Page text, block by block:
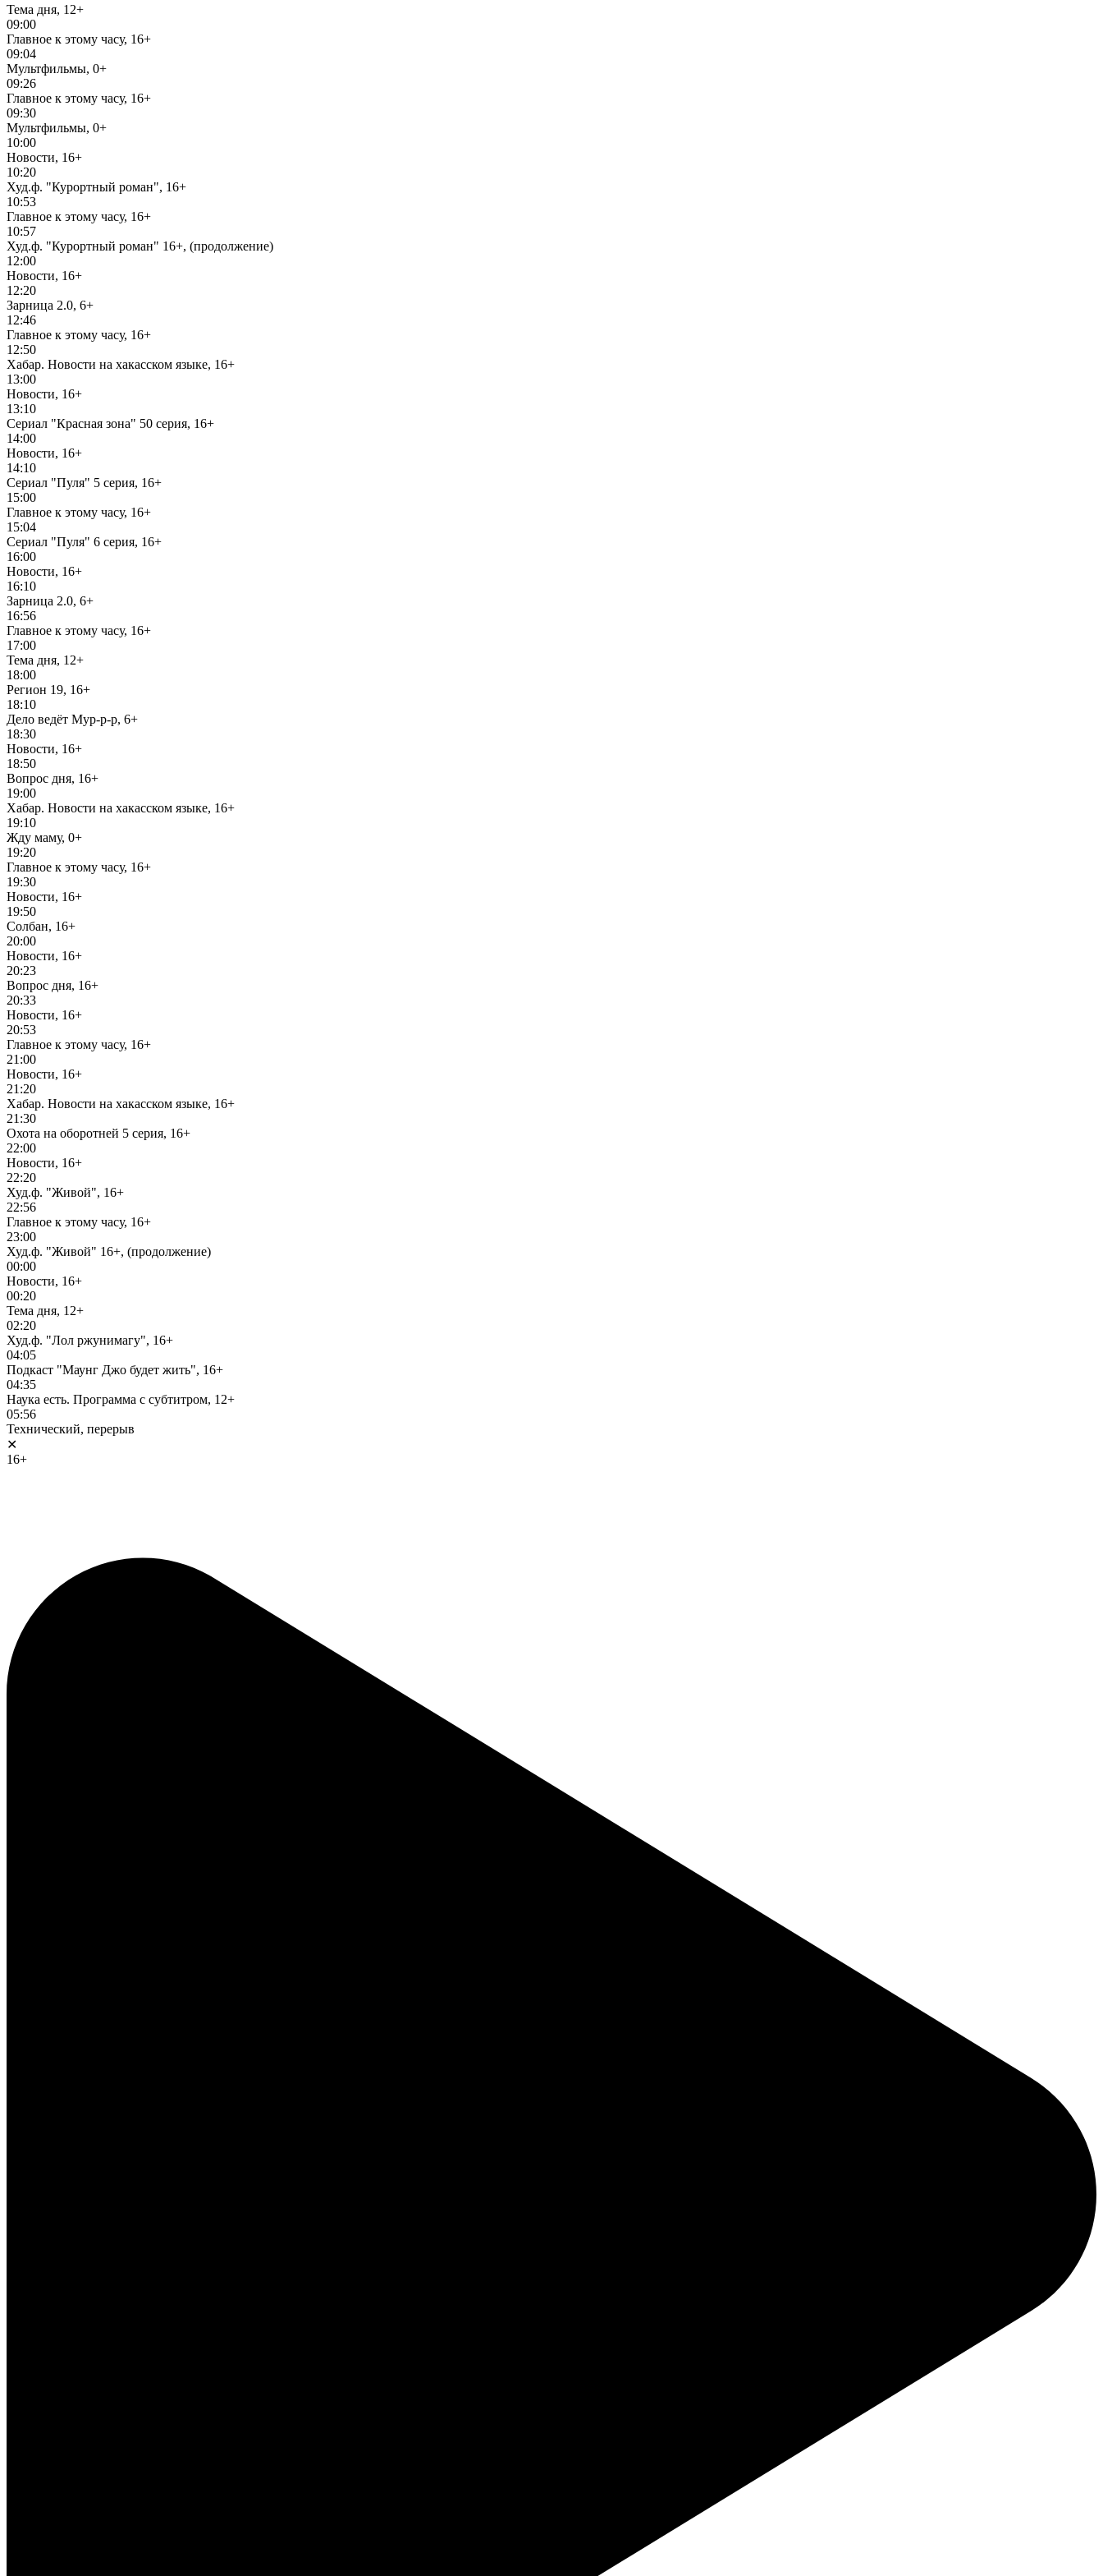
Тема дня, 12+
09:00
Главное к этому часу, 16+
09:04
Мультфильмы, 0+
09:26
Главное к этому часу, 16+
09:30
Мультфильмы, 0+
10:00
Новости, 16+
10:20
Худ.ф. "Курортный роман", 16+
10:53
Главное к этому часу, 16+
10:57
Худ.ф. "Курортный роман" 16+, (продолжение)
12:00
Новости, 16+
12:20
Зарница 2.0, 6+
12:46
Главное к этому часу, 16+
12:50
Хабар. Новости на хакасском языке, 16+
13:00
Новости, 16+
13:10
Сериал "Красная зона" 50 серия, 16+
14:00
Новости, 16+
14:10
Сериал "Пуля" 5 серия, 16+
15:00
Главное к этому часу, 16+
15:04
Сериал "Пуля" 6 серия, 16+
16:00
Новости, 16+
16:10
Зарница 2.0, 6+
16:56
Главное к этому часу, 16+
17:00
Тема дня, 12+
18:00
Регион 19, 16+
18:10
Дело ведёт Мур-р-р, 6+
18:30
Новости, 16+
18:50
Вопрос дня, 16+
19:00
Хабар. Новости на хакасском языке, 16+
19:10
Жду маму, 0+
19:20
Главное к этому часу, 16+
19:30
Новости, 16+
19:50
Солбан, 16+
20:00
Новости, 16+
20:23
Вопрос дня, 16+
20:33
Новости, 16+
20:53
Главное к этому часу, 16+
21:00
Новости, 16+
21:20
Хабар. Новости на хакасском языке, 16+
21:30
Охота на оборотней 5 серия, 16+
22:00
Новости, 16+
22:20
Худ.ф. "Живой", 16+
22:56
Главное к этому часу, 16+
23:00
Худ.ф. "Живой" 16+, (продолжение)
00:00
Новости, 16+
00:20
Тема дня, 12+
02:20
Худ.ф. "Лол ржунимагу", 16+
04:05
Подкаст "Маунг Джо будет жить", 16+
04:35
Наука есть. Программа с субтитром, 12+
05:56
Технический, перерыв
✕
16+